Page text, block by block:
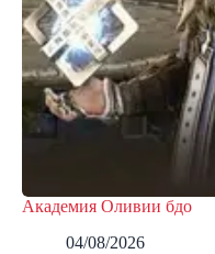
Академия Оливии бдо
04/08/2026